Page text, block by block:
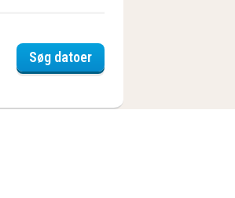
Søg datoerTRYP by Wyndham